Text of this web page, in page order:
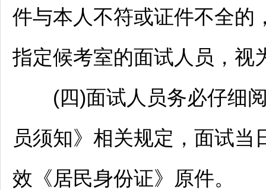
件与本人不符或证件不全的
指定候考室的面试人员，视
(四)面试人员务必仔细阅
员须知》相关规定，面试
效《居民身份证》原件。